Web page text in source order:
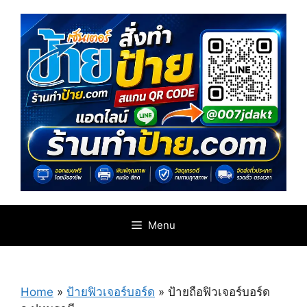
content
Menu
Home » ป้ายฟิวเจอร์บอร์ด » ป้ายถือฟิวเจอร์บอร์ด